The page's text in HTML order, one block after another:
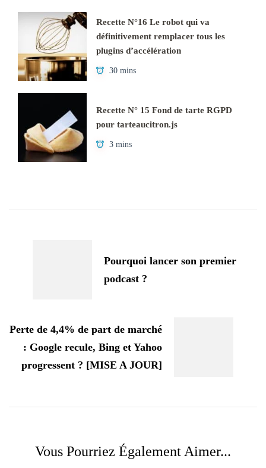
Recette N°16 Le robot qui va
définitivement remplacer tous les
plugins d’accélération
30 mins
Recette N° 15 Fond de tarte RGPD
pour tarteaucitron.js
3 mins
Pourquoi lancer son premier
podcast ?
Perte de 4,4% de part de marché
: Google recule, Bing et Yahoo
progressent ? [MISE A JOUR]
Vous Pourriez Également Aimer...